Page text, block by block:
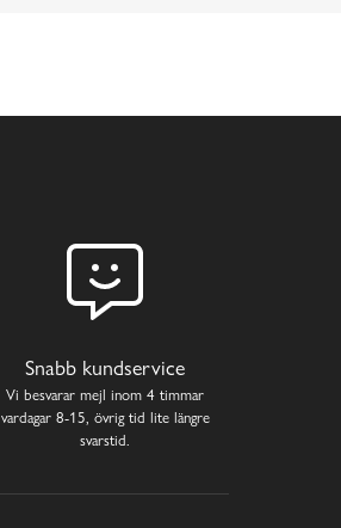
Snabb kundservice
Vi besvarar mejl inom 4 timmar
vardagar 8-15, övrig tid lite längre
svarstid.